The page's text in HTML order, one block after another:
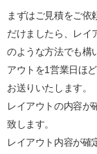
まずはご見積をご依
だけましたら、レイ
のような方法でも構
アウトを1営業日ほ
お送りいたします。
レイアウトの内容が
致します。
レイアウト内容が確